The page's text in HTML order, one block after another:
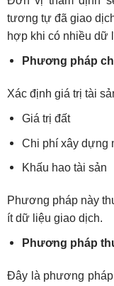
tương tự đã giao
hợp khi có nhiều dữ
Phương pháp
Xác định giá trị tài
Giá trị đất
Chi phí xây dựng
Khấu hao tài sản
Phương pháp này
ít dữ liệu giao dịch.
Phương pháp
Đây là phương